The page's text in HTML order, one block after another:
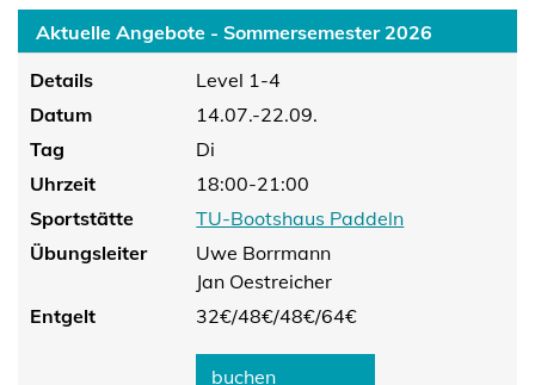
Aktuelle Angebote - Sommersemester 2026
Details
Level 1-4
Datum
14.07.-22.09.
Tag
Di
Uhrzeit
18:00-21:00
Sportstätte
TU-Bootshaus Paddeln
Übungsleiter
Uwe Borrmann
Jan Oestreicher
Entgelt
32€/48€/48€/64€
buchen